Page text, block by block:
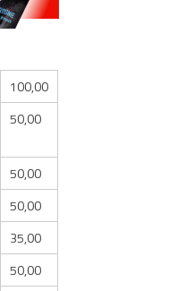
100,00
50,00
50,00
50,00
35,00
50,00